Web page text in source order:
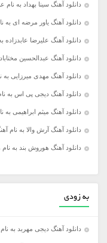
دانلود آهنگ سینا بهداد به
دانلود آهنگ یاور مرضه ای به
دانلود آهنگ علیرضا عابدزاده
دانلود آهنگ عبدالحسین
دانلود آهنگ مهدی میرزایی به
دانلود آهنگ دیجی پی اس به نام تهرانتو
دانلود آهنگ میثم ابراهیمی به
دانلود آهنگ آرش والا به نام
دانلود آهنگ هوروش بند به
به زودی
دانلود آهنگ دیجی مهربد به نام مهر